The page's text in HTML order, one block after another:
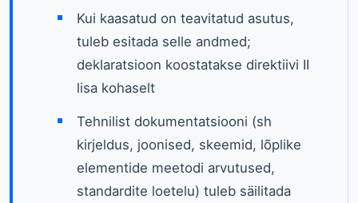
Kui kaasatud on teavitatud asutus,
tuleb esitada selle andmed;
deklaratsioon koostatakse direktiivi II
lisa kohaselt
Tehnilist dokumentatsiooni (sh
kirjeldus, joonised, skeemid, lõplike
elementide meetodi arvutused,
standardite loetelu) tuleb säilitada